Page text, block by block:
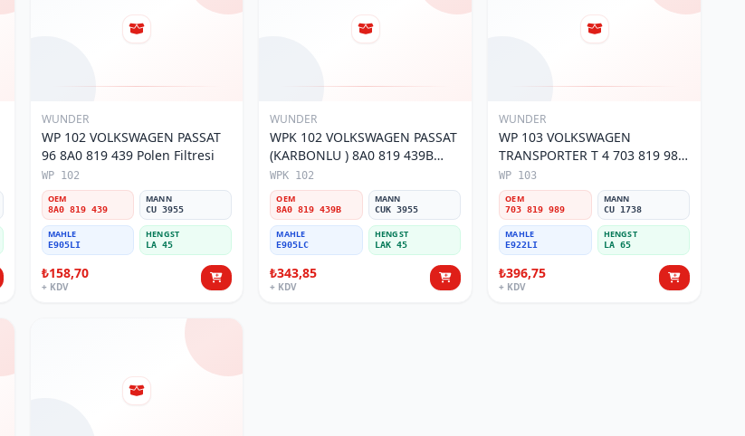
WUNDER
WP 102 VOLKSWAGEN PASSAT
96 8A0 819 439 Polen Filtresi
WP 102
OEM
8A0 819 439
MANN
CU 3955
MAHLE
E905LI
HENGST
LA 45
₺158,70
+ KDV
WUNDER
WPK 102 VOLKSWAGEN PASSAT
(KARBONLU ) 8A0 819 439B
Polen Filtresi
WPK 102
OEM
8A0 819 439B
MANN
CUK 3955
MAHLE
E905LC
HENGST
LAK 45
₺343,85
+ KDV
WUNDER
WP 103 VOLKSWAGEN
TRANSPORTER T 4 703 819 989
Polen Filtresi
WP 103
OEM
703 819 989
MANN
CU 1738
MAHLE
E922LI
HENGST
LA 65
₺396,75
+ KDV